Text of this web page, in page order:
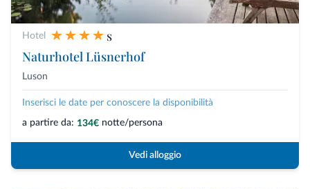
Hotel
s
Naturhotel Lüsnerhof
Luson
Inserisci le date per conoscere la disponibilità
a partire da: 134€ notte/persona
Vedi alloggio